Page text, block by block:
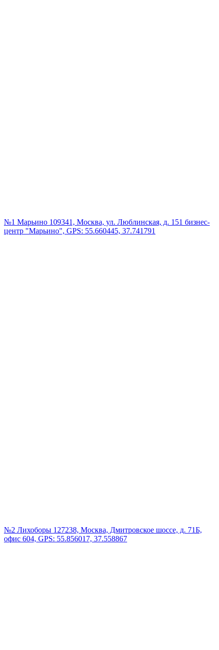
№1 Марьино 109341, Москва, ул. Люблинская, д. 151 бизнес-
центр "Марьино", GPS: 55.660445, 37.741791
№2 Лихоборы 127238, Москва, Дмитровское шоссе, д. 71Б,
офис 604, GPS: 55.856017, 37.558867